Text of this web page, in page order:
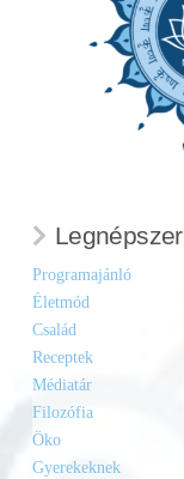
Programajánló
Életmód
Család
Receptek
Médiatár
Filozófia
Öko
Gyerekeknek